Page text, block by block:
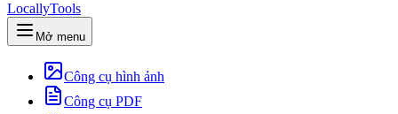
LocallyTools
Mở menu
Công cụ hình ảnh
Công cụ PDF